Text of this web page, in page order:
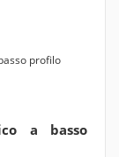
a basso